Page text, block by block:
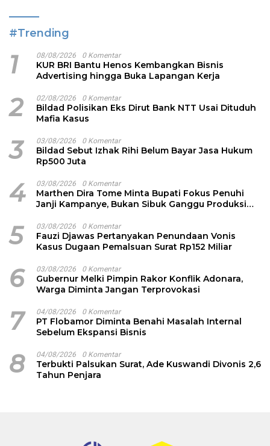
#Trending
1 08/08/2026 0 Komentar
KUR BRI Bantu Henos Kembangkan Bisnis
Advertising hingga Buka Lapangan Kerja
2 02/08/2026 0 Komentar
Bildad Polisikan Eks Dirut Bank NTT Usai Dituduh
Mafia Kasus
3 03/08/2026 0 Komentar
Bildad Sebut Izhak Rihi Belum Bayar Jasa Hukum
Rp500 Juta
4 03/08/2026 0 Komentar
Marthen Dira Tome Minta Bupati Fokus Penuhi
Janji Kampanye, Bukan Sibuk Ganggu Produksi
5 03/08/2026 0 Komentar
Fauzi Djawas Pertanyakan Penundaan Vonis
Kasus Dugaan Pemalsuan Surat Rp152 Miliar
6 03/08/2026 0 Komentar
Gubernur Melki Pimpin Rakor Konflik Adonara,
Warga Diminta Jangan Terprovokasi
7 04/08/2026 0 Komentar
PT Flobamor Diminta Benahi Masalah Internal
Sebelum Ekspansi Bisnis
8 04/08/2026 0 Komentar
Terbukti Palsukan Surat, Ade Kuswandi Divonis 2,6
Tahun Penjara